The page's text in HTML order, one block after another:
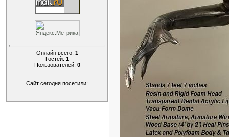
Онлайн всего: 1
Гостей: 1
Пользователей: 0
Сайт сегодня посетили: